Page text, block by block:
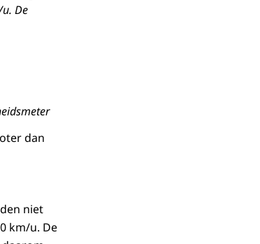
De
dan
niet
km/u. De